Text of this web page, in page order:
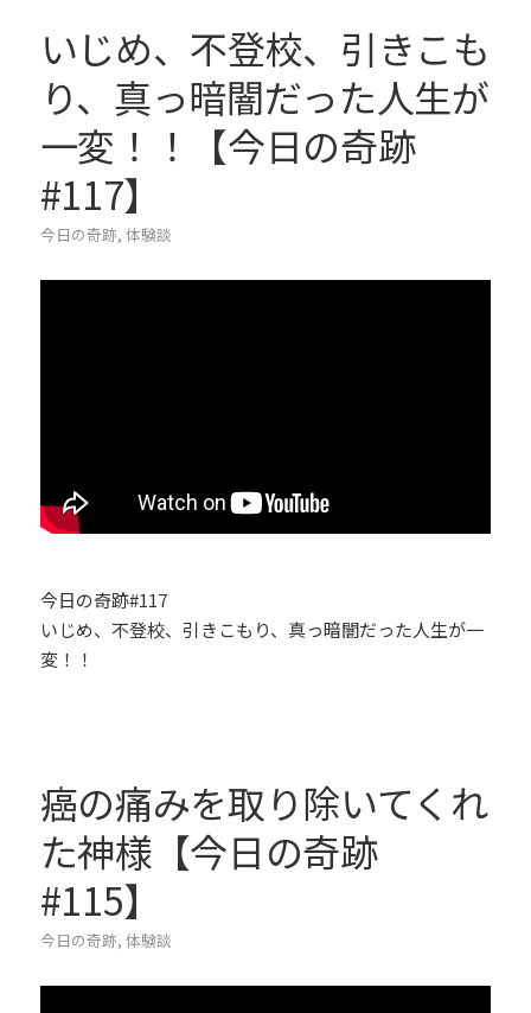
いじめ、不登校、引きこも
り、真っ暗闇だった人生が
一変！！【今日の奇跡
#117】
今日の奇跡, 体験談
今日の奇跡#117
いじめ、不登校、引きこもり、真っ暗闇だった人生が一
変！！
癌の痛みを取り除いてくれ
た神様【今日の奇跡
#115】
今日の奇跡, 体験談